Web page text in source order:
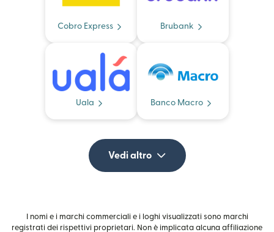
Cobro Express Brubank
Uala Banco Macro
Vedi altro
I nomi e i marchi commerciali e i loghi visualizzati sono marchi
registrati dei rispettivi proprietari. Non è implicata alcuna affiliazione